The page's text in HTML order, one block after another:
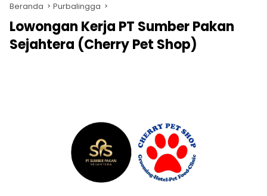
Beranda Purbalingga
Lowongan Kerja PT Sumber Pakan
Sejahtera (Cherry Pet Shop)